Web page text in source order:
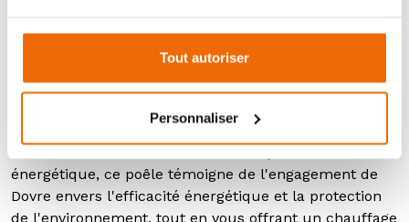
Tout autoriser
Personnaliser
chargement par l'avant et son grand cendrier
facilitent l'entretien, tandis que la fermeture « Slam-
sans effort. Avec sa certification 7 étoiles Flamme
énergétique, ce poêle témoigne de l'engagement de
Dovre envers l'efficacité énergétique et la protection
de l'environnement, tout en vous offrant un chauffage